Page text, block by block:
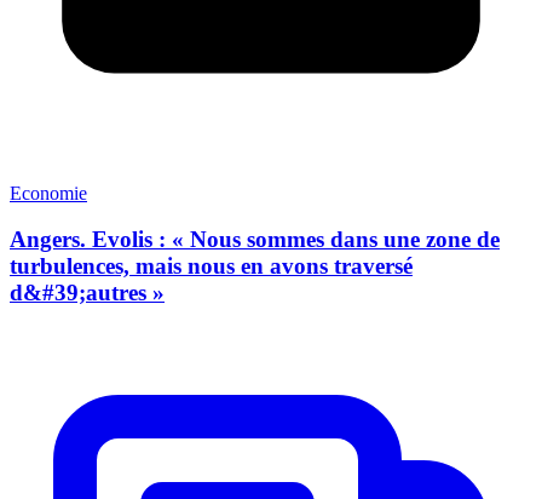
Economie
Angers. Evolis : « Nous sommes dans une zone de
turbulences, mais nous en avons traversé
d&#39;autres »